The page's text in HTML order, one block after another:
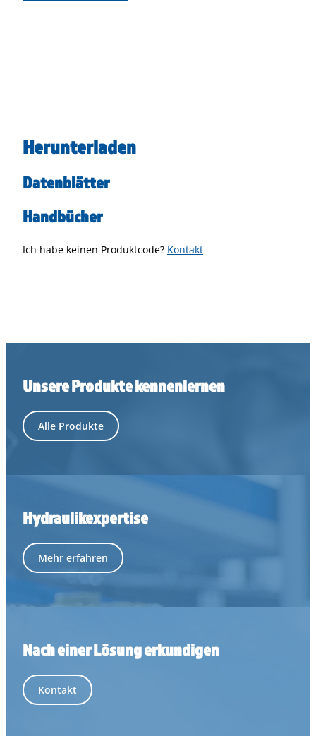
Herunterladen
Datenblätter
Handbücher
Ich habe keinen Produktcode? Kontakt
Unsere Produkte kennenlernen
Alle Produkte
Hydraulikexpertise
Mehr erfahren
Nach einer Lösung erkundigen
Kontakt